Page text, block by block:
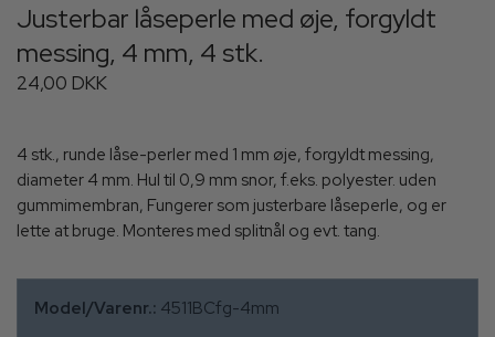
Justerbar låseperle med øje, forgyldt
messing, 4 mm, 4 stk.
24,00 DKK
4 stk., runde låse-perler med 1 mm øje, forgyldt messing,
diameter 4 mm. Hul til 0,9 mm snor, f.eks. polyester. uden
gummimembran, Fungerer som justerbare låseperle, og er
lette at bruge. Monteres med splitnål og evt. tang.
Model/Varenr.: 4511BCfg-4mm